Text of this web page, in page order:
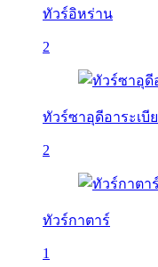
ทัวร์อิหร่าน
2
ทัวร์ซาอุดีอาระเบีย
2
ทัวร์กาตาร์
1